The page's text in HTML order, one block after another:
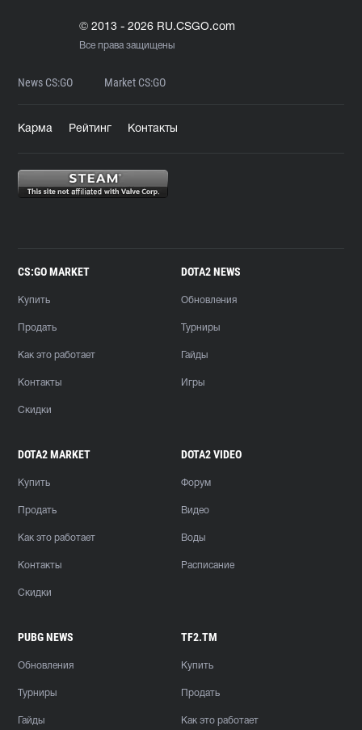
© 2013 - 2026 RU.CSGO.com
Все права защищены
News CS:GO Market CS:GO
Карма Рейтинг Контакты
CS:GO MARKET
Купить
Продать
Как это работает
Контакты
Скидки
DOTA2 NEWS
Обновления
Турниры
Гайды
Игры
DOTA2 MARKET
Купить
Продать
Как это работает
Контакты
Скидки
DOTA2 VIDEO
Форум
Видео
Воды
Расписание
PUBG NEWS
Обновления
Турниры
Гайды
TF2.TM
Купить
Продать
Как это работает